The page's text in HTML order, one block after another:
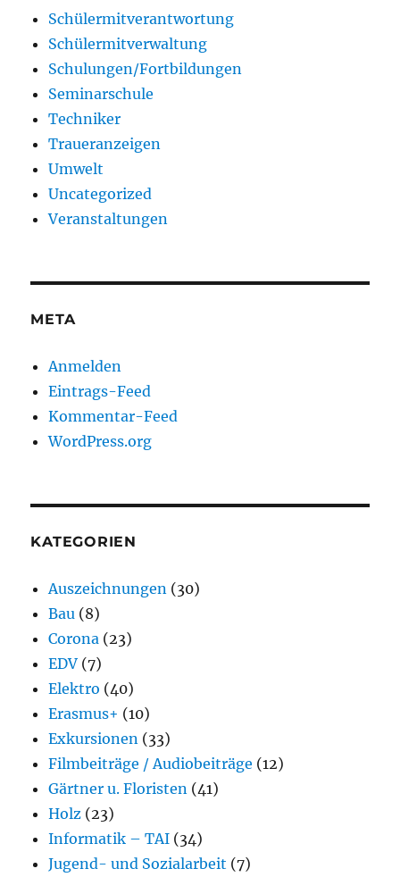
Schülermitverantwortung
Schülermitverwaltung
Schulungen/Fortbildungen
Seminarschule
Techniker
Traueranzeigen
Umwelt
Uncategorized
Veranstaltungen
META
Anmelden
Eintrags-Feed
Kommentar-Feed
WordPress.org
KATEGORIEN
Auszeichnungen (30)
Bau (8)
Corona (23)
EDV (7)
Elektro (40)
Erasmus+ (10)
Exkursionen (33)
Filmbeiträge / Audiobeiträge (12)
Gärtner u. Floristen (41)
Holz (23)
Informatik – TAI (34)
Jugend- und Sozialarbeit (7)